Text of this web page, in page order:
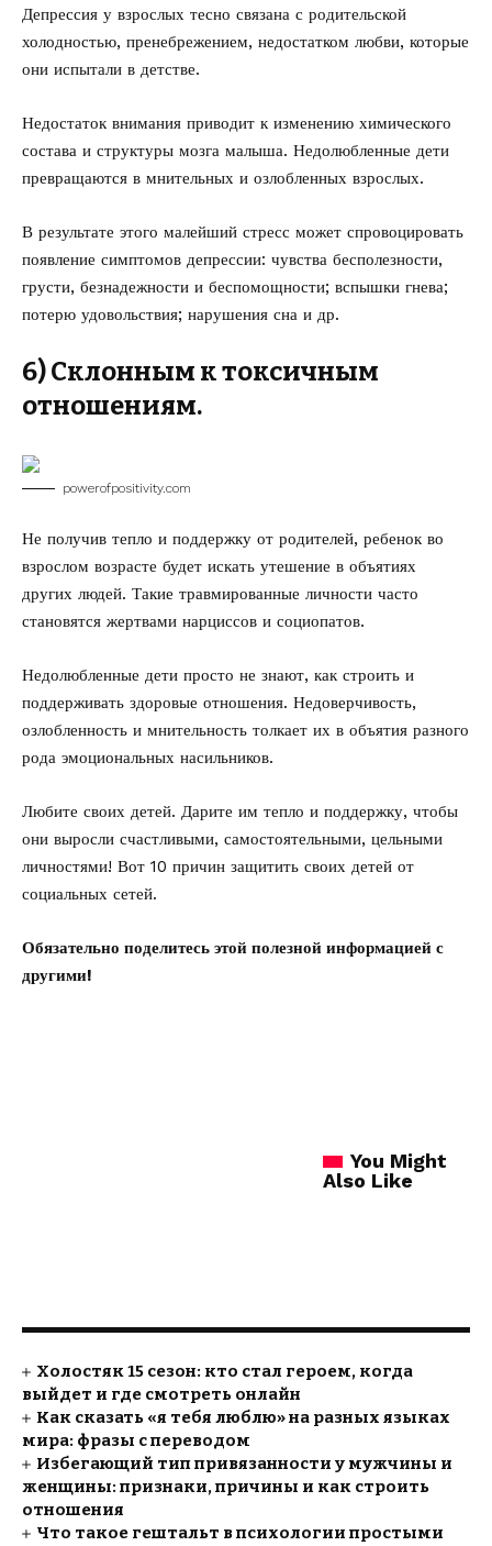
Депрессия у взрослых тесно связана с родительской
холодностью, пренебрежением, недостатком любви, которые
они испытали в детстве.
Недостаток внимания приводит к изменению химического
состава и структуры мозга малыша. Недолюбленные дети
превращаются в мнительных и озлобленных взрослых.
В результате этого малейший стресс может спровоцировать
появление симптомов депрессии: чувства бесполезности,
грусти, безнадежности и беспомощности; вспышки гнева;
потерю удовольствия; нарушения сна и др.
6) Склонным к токсичным
отношениям.
powerofpositivity.com
Не получив тепло и поддержку от родителей, ребенок во
взрослом возрасте будет искать утешение в объятиях
других людей. Такие травмированные личности часто
становятся жертвами нарциссов и социопатов.
Недолюбленные дети просто не знают, как строить и
поддерживать здоровые отношения. Недоверчивость,
озлобленность и мнительность толкает их в объятия разного
рода эмоциональных насильников.
Любите своих детей. Дарите им тепло и поддержку, чтобы
они выросли счастливыми, самостоятельными, цельными
личностями! Вот 10 причин защитить своих детей от
социальных сетей.
Обязательно поделитесь этой полезной информацией с
другими!
You Might
Also Like
Холостяк 15 сезон: кто стал героем, когда
выйдет и где смотреть онлайн
Как сказать «я тебя люблю» на разных языках
мира: фразы с переводом
Избегающий тип привязанности у мужчины и
женщины: признаки, причины и как строить
отношения
Что такое гештальт в психологии простыми